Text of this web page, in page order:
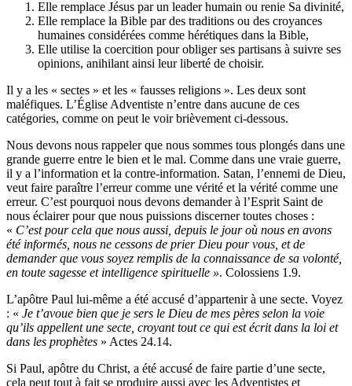
Elle remplace Jésus par un leader humain ou renie Sa divinité,
Elle remplace la Bible par des traditions ou des croyances
humaines considérées comme hérétiques dans la Bible,
Elle utilise la coercition pour obliger ses partisans à suivre ses
opinions, anihilant ainsi leur liberté de choisir.
Il y a les « sectes » et les « fausses religions ». Les deux sont
maléfiques. L’Église Adventiste n’entre dans aucune de ces
catégories, comme on peut le voir brièvement ci-dessous.
Nous devons nous rappeler que nous sommes tous plongés dans une
grande guerre entre le bien et le mal. Comme dans une vraie guerre,
il y a l’information et la contre-information. Satan, l’ennemi de Dieu,
veut faire paraître l’erreur comme une vérité et la vérité comme une
erreur. C’est pourquoi nous devons demander à l’Esprit Saint de
nous éclairer pour que nous puissions discerner toutes choses :
« C’est pour cela que nous aussi, depuis le jour où nous en avons
été informés, nous ne cessons de prier Dieu pour vous, et de
demander que vous soyez remplis de la connaissance de sa volonté,
en toute sagesse et intelligence spirituelle ». Colossiens 1.9.
L’apôtre Paul lui-même a été accusé d’appartenir à une secte. Voyez
: « Je t’avoue bien que je sers le Dieu de mes pères selon la voie
qu’ils appellent une secte, croyant tout ce qui est écrit dans la loi et
dans les prophètes » Actes 24.14.
Si Paul, apôtre du Christ, a été accusé de faire partie d’une secte,
cela peut tout à fait se produire aussi avec les Adventistes et